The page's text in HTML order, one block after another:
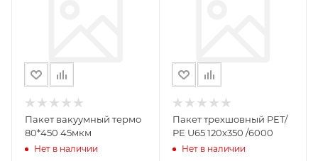
Пакет вакуумный термо
80*450 45мкм
Нет в наличии
Пакет трехшовный PET/
РЕ U65 120x350 /6000
Нет в наличии